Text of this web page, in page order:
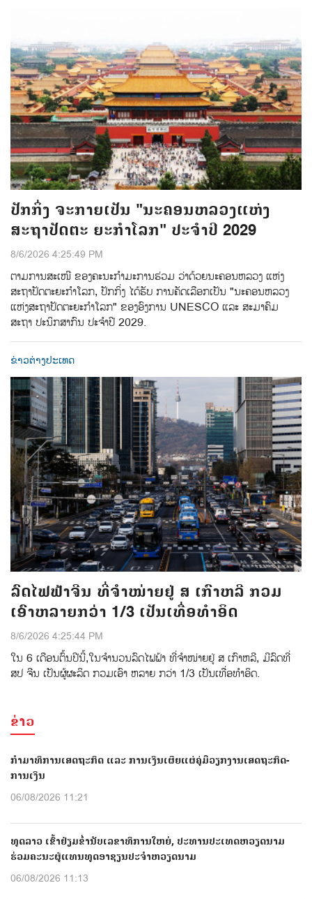
ປັກກິ່ງ ຈະກາຍເປັນ "ນະຄອນຫລວງແຫ່ງ
ສະຖາປັດຕະ ຍະກຳໂລກ" ປະຈຳປີ 2029
8/6/2026 4:25:49 PM
ຕາມການສະເໜີ ຂອງຄະນະກຳມະການຮ່ວມ ວ່າດ້ວຍນະຄອນຫລວງ ແຫ່ງ
ສະຖາປັດຕະຍະກຳໂລກ, ປັກກິ່ງ ໄດ້ຮັບ ການຄັດ​ເລືອກເປັນ "ນະຄອນຫລວງ
ແຫ່ງສະຖາປັດຕະຍະກຳໂລກ" ຂອງອົງການ UNESCO ແລະ ສະມາ​ຄົມ
ສະຖາ ປະນິກສາກົນ ປະຈຳປີ 2029.
ຂ່າວຕ່າງປະເທດ
ລົດໄຟຟ້າຈີນ ທີ່ຈຳໜ່າຍຢູ່ ສ ເກົາຫລີ ກວມ
ເອົາຫລາຍກວ່າ 1/3 ເປັນເທື່ອທຳອິດ
8/6/2026 4:25:44 PM
ໃນ 6 ເດືອນຕົ້ນປີນີ້,ໃນຈຳນວນລົດໄຟຟ້າ ທີ່ຈຳໜ່າຍຢູ່ ສ ເກົາຫລີ, ມີລົດທີ່
ສປ ຈີນ ເປັນຜູ້ຜະລິດ ກວມເອົາ ຫລາຍ ກວ່າ 1/3 ເປັນເທື່ອທຳອິດ.
ຂ່າວ
ກຳມາທິການເສດຖະກິດ ແລະ ການເງິນເຜີຍແຜ່ຄູ່ມືວຽກງານເສດຖະກິດ-
ການເງິນ
06/08/2026 11:21
ທູດລາວ ເຂົ້າຢ້ຽມຂໍ່ານັບເລຂາທິການໃຫຍ່, ປະທານປະເທດຫວຽດນາມ
ຮ່ວມຄະນະຜູ້ແທນທູດອາຊຽນປະຈຳຫວຽດນາມ
06/08/2026 11:13